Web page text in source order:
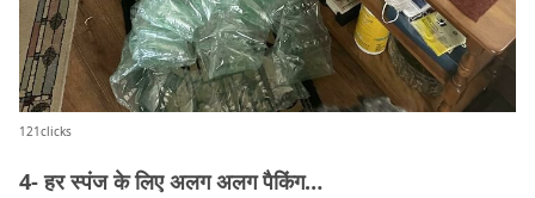
121clicks
4- हर स्पंज के लिए अलग अलग पैकिंग…